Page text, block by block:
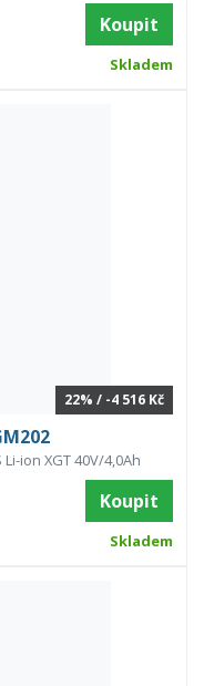
Koupit
Skladem
22% / -4 516 Kč
ion XGT 40V/4,0Ah
Koupit
Skladem